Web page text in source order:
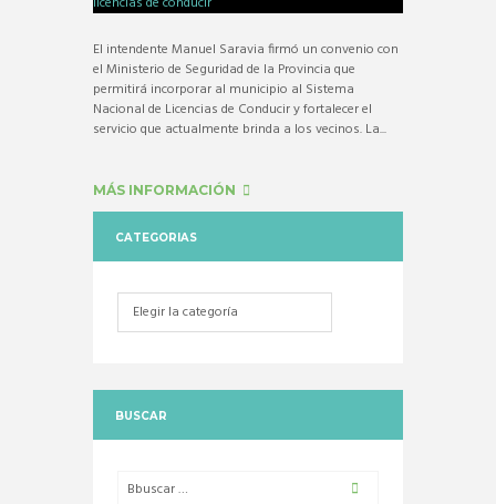
El intendente Manuel Saravia firmó un convenio con
el Ministerio de Seguridad de la Provincia que
permitirá incorporar al municipio al Sistema
Nacional de Licencias de Conducir y fortalecer el
servicio que actualmente brinda a los vecinos. La...
MÁS INFORMACIÓN
CATEGORIAS
Categorias
BUSCAR